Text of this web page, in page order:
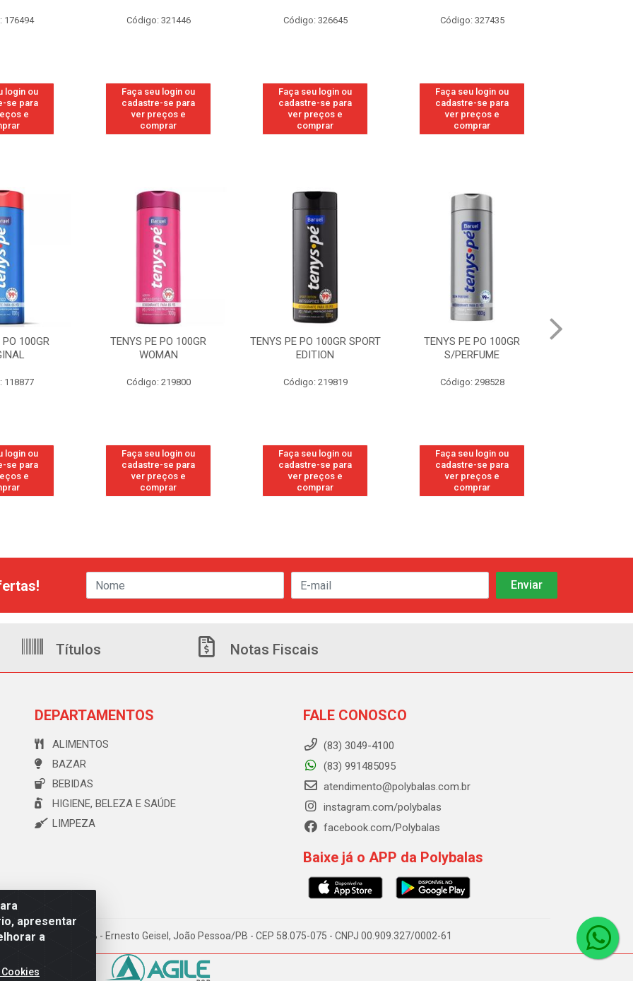
176494
login ou
se para
e
Código: 321446
Faça seu login ou
cadastre-se para
ver preços e
comprar
Código: 326645
Faça seu login ou
cadastre-se para
ver preços e
comprar
Código: 327435
Faça seu login ou
cadastre-se para
ver preços e
comprar
100GR
118877
login ou
se para
e
TENYS PE PO 100GR
WOMAN
Código: 219800
Faça seu login ou
cadastre-se para
ver preços e
comprar
TENYS PE PO 100GR SPORT
EDITION
Código: 219819
Faça seu login ou
cadastre-se para
ver preços e
comprar
TENYS PE PO 100GR
S/PERFUME
Código: 298528
Faça seu login ou
cadastre-se para
ver preços e
comprar
apresentar
a
Títulos Notas Fiscais
DEPARTAMENTOS
ALIMENTOS
BAZAR
BEBIDAS
HIGIENE, BELEZA E SAÚDE
LIMPEZA
FALE CONOSCO
(83) 3049-4100
(83) 991485095
atendimento@polybalas.com.br
instagram.com/polybalas
facebook.com/Polybalas
Baixe já o APP da Polybalas
173 Galpão B - Ernesto Geisel, João Pessoa/PB - CEP 58.075-075 - CNPJ 00.909.327/0002-61